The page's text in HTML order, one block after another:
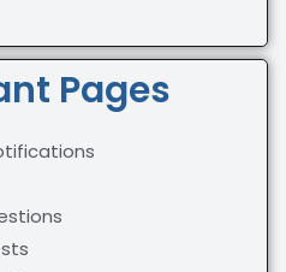
Pages